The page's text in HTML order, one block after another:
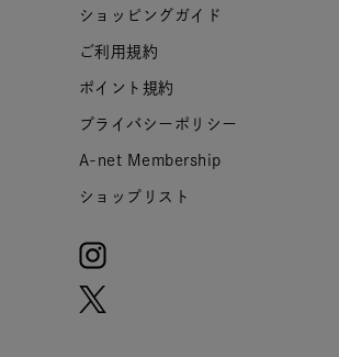
ショッピングガイド
ご利用規約
ポイント規約
プライバシーポリシー
A-net Membership
ショップリスト